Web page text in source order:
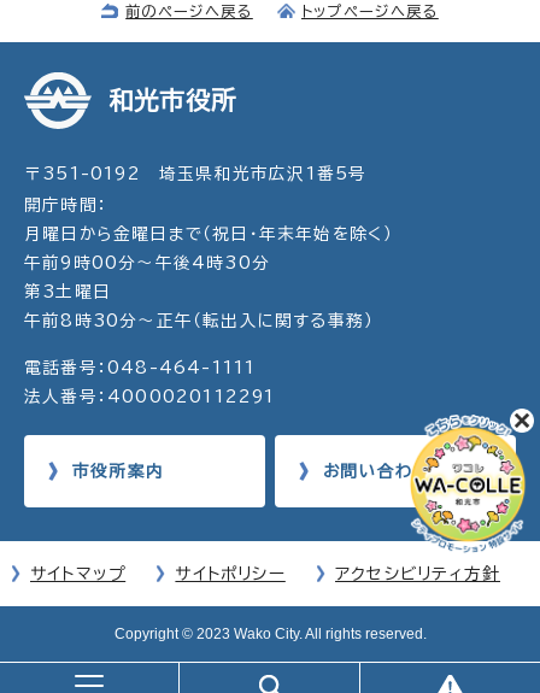
前のページへ戻る トップページへ戻る
和光市役所
〒351-0192 埼玉県和光市広沢1番5号
開庁時間：
月曜日から金曜日まで（祝日・年末年始を除く）
午前9時00分～午後4時30分
第3土曜日
午前8時30分～正午（転出入に関する事務）
電話番号：048-464-1111
法人番号：4000020112291
市役所案内 お問い合わせ
サイトマップ サイトポリシー アクセシビリティ方針
Copyright © 2023 Wako City. All rights reserved.